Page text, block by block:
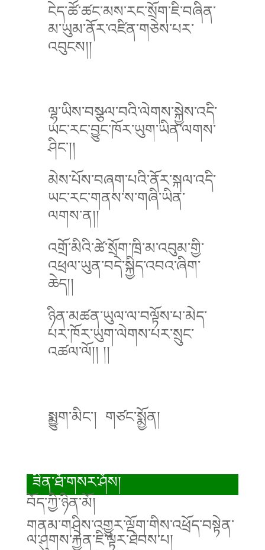
ངེད་ཚོ་ཚང་མས་རང་སྲོག་ཇི་བཞིན་
མ་ཡུམ་ནོར་འཛིན་གཅེས་པར་
འབུངས།།
ལྷ་ཡིས་བསྩལ་བའི་ལེགས་སྐྱེས་འདི་
ཡང་རང་བྱུང་ཁོར་ཡུག་ཡིན་ལགས་
ཤིང་།།
མེས་པོས་བཞག་པའི་ནོར་སྐལ་འདི་
ཡང་རང་གནས་ས་གཞི་ཡིན་
ལགས་ན།།
འགྲོ་མིའི་ཚེ་སྲོག་ཁྲི་མ་འབུམ་གྱི་
འཕྲལ་ཡུན་བདེ་སྐྱིད་འབའ་ཞིག་
ཆེད།།
ཉིན་མཚན་ཡུལ་ལ་བལྟོས་པ་མེད་
པར་ཁོར་ཡུག་ལེགས་པར་སྲུང་
འཚལ་ལོ།། །།
སྨྱུག་མིང་། གཙང་སྨྱོན།
ཟིན་ཐོ་གསར་ཤོས།
བོད་ཀྱི་ཉིན་མོ།
གནམ་གཤིས་འགྱུར་ལྡོག་གིས་འཕྲོད་བསྟེན་
ལ་ཤུགས་རྐྱེན་ཇི་ལྟར་ཐེབས་པ།